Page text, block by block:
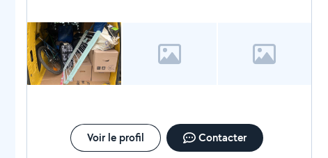
Voir le profil Contacter